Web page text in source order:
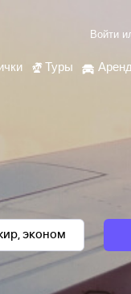
Войти
Туры